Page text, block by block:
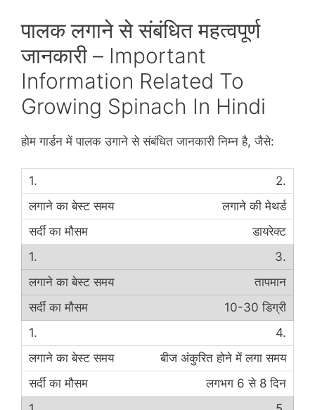
पालक लगाने से संबंधित महत्वपूर्ण
जानकारी – Important
Information Related To
Growing Spinach In Hindi
होम गार्डन में पालक उगाने से संबंधित जानकारी निम्न है, जैसे:
2.
लगाने की मेथर्ड
डायरेक्ट
3.
तापमान
10-30 डिग्री
4.
बीज अंकुरित होने में लगा समय
लगभग 6 से 8 दिन